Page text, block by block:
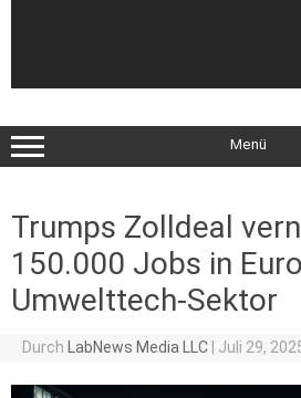
Menü
Trumps Zolldeal
150.000 Jobs in
Umwelttech-Sektor
Durch LabNews Media LLC Juli 29,